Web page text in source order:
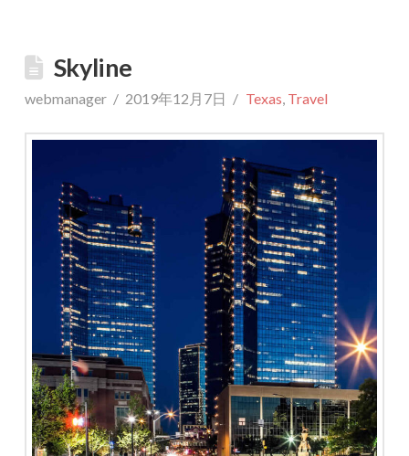
Skyline
webmanager 2019年12月7日 Texas Travel